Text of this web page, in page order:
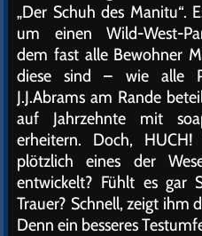
„Der Schuh des Manitu“.
um einen Wild-West-
dem fast alle Bewohner
diese sind – wie alle
J.J.Abrams am Rande
auf Jahrzehnte mit
erheitern. Doch,
plötzlich eines der
entwickelt? Fühlt es gar
Trauer? Schnell, zeigt ihm
Denn ein besseres